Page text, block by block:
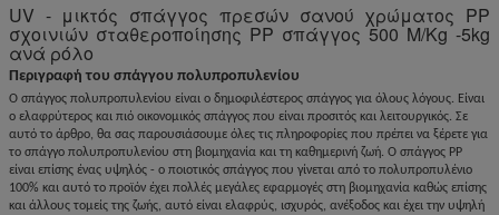
UV - μικτός σπάγγος πρεσών σανού χρώματος PP
σχοινιών σταθεροποίησης PP σπάγγος 500 M/Kg -5kg
ανά ρόλο
Περιγραφή του σπάγγου πολυπροπυλενίου
Ο σπάγγος πολυπροπυλενίου είναι ο δημοφιλέστερος σπάγγος για όλους λόγους. Είναι
ο ελαφρύτερος και πιό οικονομικός σπάγγος που είναι προσιτός και λειτουργικός. Σε
αυτό το άρθρο, θα σας παρουσιάσουμε όλες τις πληροφορίες που πρέπει να ξέρετε για
το σπάγγο πολυπροπυλενίου στη βιομηχανία και τη καθημερινή ζωή. Ο σπάγγος PP
είναι επίσης ένας υψηλός - ο ποιοτικός σπάγγος που γίνεται από το πολυπροπυλένιο
100% και αυτό το προϊόν έχει πολλές μεγάλες εφαρμογές στη βιομηχανία καθώς επίσης
και άλλους τομείς της ζωής, αυτό είναι ελαφρύς, ισχυρός, ανέξοδος και έχει την υψηλή